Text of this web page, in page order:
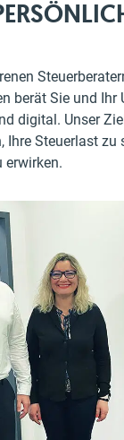
berät Sie und Ihr
digital. Unser
Ihre Steuerlast zu
erwirken.